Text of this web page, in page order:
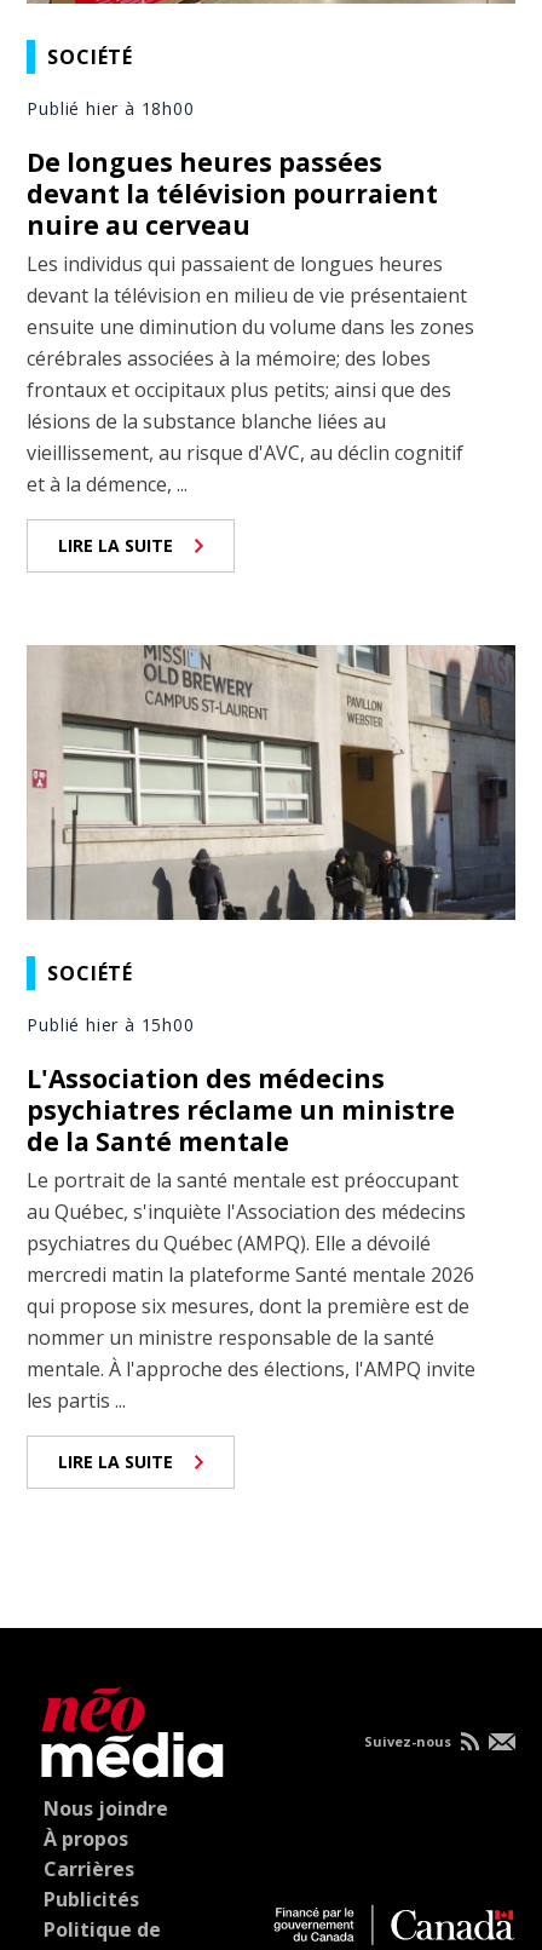
SOCIÉTÉ
Publié hier à 18h00
De longues heures passées
devant la télévision pourraient
nuire au cerveau
Les individus qui passaient de longues heures
devant la télévision en milieu de vie présentaient
ensuite une diminution du volume dans les zones
cérébrales associées à la mémoire; des lobes
frontaux et occipitaux plus petits; ainsi que des
lésions de la substance blanche liées au
vieillissement, au risque d'AVC, au déclin cognitif
et à la démence, ...
LIRE LA SUITE
SOCIÉTÉ
Publié hier à 15h00
L'Association des médecins
psychiatres réclame un ministre
de la Santé mentale
Le portrait de la santé mentale est préoccupant
au Québec, s'inquiète l'Association des médecins
psychiatres du Québec (AMPQ). Elle a dévoilé
mercredi matin la plateforme Santé mentale 2026
qui propose six mesures, dont la première est de
nommer un ministre responsable de la santé
mentale. À l'approche des élections, l'AMPQ invite
les partis ...
LIRE LA SUITE
Nous joindre
À propos
Carrières
Publicités
Politique de
Suivez-nous